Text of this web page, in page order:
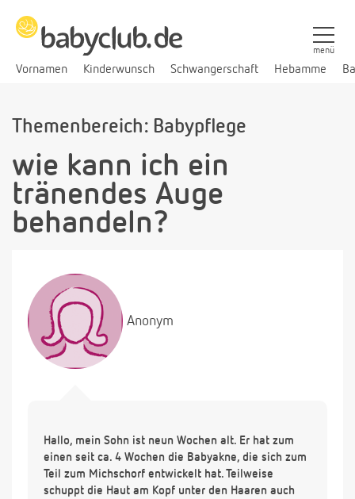
Vornamen Kinderwunsch Schwangerschaft Hebamme
menü
Themenbereich: Babypflege
wie kann ich ein
tränendes Auge
behandeln?
Anonym
Hallo, mein Sohn ist neun Wochen alt. Er hat zum
einen seit ca. 4 Wochen die Babyakne, die sich zum
Teil zum Michschorf entwickelt hat. Teilweise
schuppt die Haut am Kopf unter den Haaren auch